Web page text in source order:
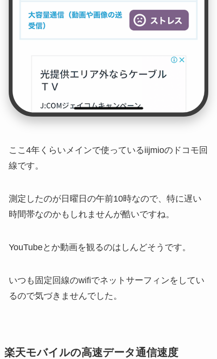
ここ4年くらいメインで使っているiijmioのドコモ回
線です。
測定したのが日曜日の午前10時なので、特に遅い
時間帯なのかもしれませんが酷いですね。
YouTubeとか動画を観るのはしんどそうです。
いつも固定回線のwifiでネットサーフィンをしてい
るので気づきませんでした。
楽天モバイルの高速データ通信速度